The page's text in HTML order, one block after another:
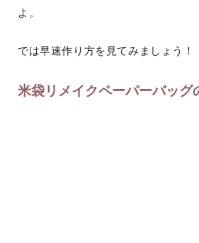
よ。
では早速作り方を見てみましょう！
米袋リメイクペーパーバッグ